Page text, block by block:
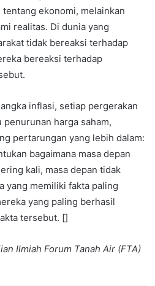
ekonomi, melainkan
realitas. Di dunia yang
tidak bereaksi terhadap
bereaksi terhadap
inflasi, setiap pergerakan
harga saham,
pertarungan yang lebih dalam:
bagaimana masa depan
kali, masa depan tidak
yang memiliki fakta paling
yang paling berhasil
tersebut. []
Ilmiah Forum Tanah Air (FTA)